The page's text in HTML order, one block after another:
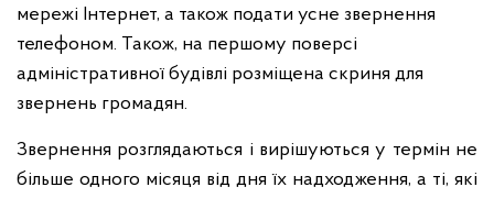
мережі Інтернет, а також подати усне звернення
телефоном. Також, на першому поверсі
адміністративної будівлі розміщена скриня для
звернень громадян.
Звернення розглядаються і вирішуються у термін не
більше одного місяця від дня їх надходження, а ті, які